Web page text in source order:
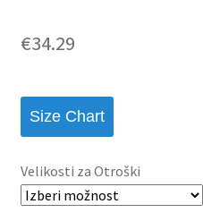
€34.29
Size Chart
Velikosti za Otroški